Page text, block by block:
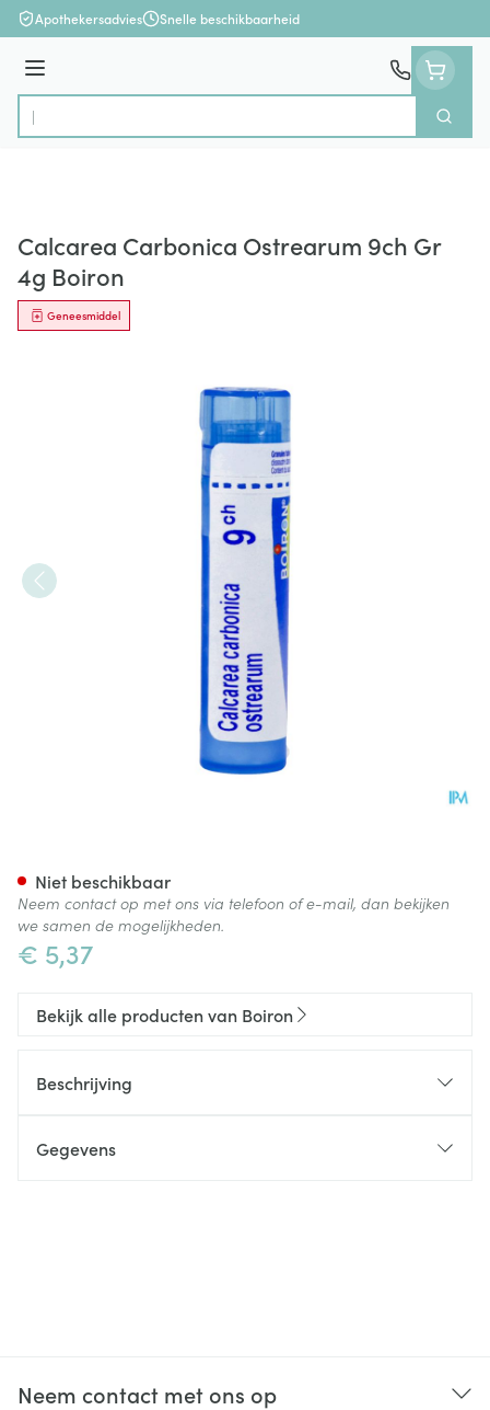
Ga naar de inhoud
Apothekersadvies Snelle beschikbaarheid
Menu
Product, merk, categorie...
Zoek
Calcarea Carbonica Ostrearum 9ch Gr
4g Boiron
Geneesmiddel
€ 5,37
Niet beschikbaar
Neem contact op met ons via telefoon of e-mail, dan bekijken
we samen de mogelijkheden.
Bekijk alle producten van Boiron
Beschrijving
Gegevens
Neem contact met ons op